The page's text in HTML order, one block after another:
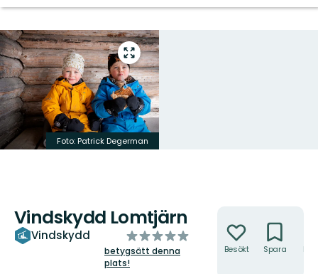
Gå
till
helskärmsläge
Foto: Patrick Degerman
Vindskydd Lomtjärn
Vindskydd
av
5
stjärnor
betygsätt denna
plats!
Besökt Spara